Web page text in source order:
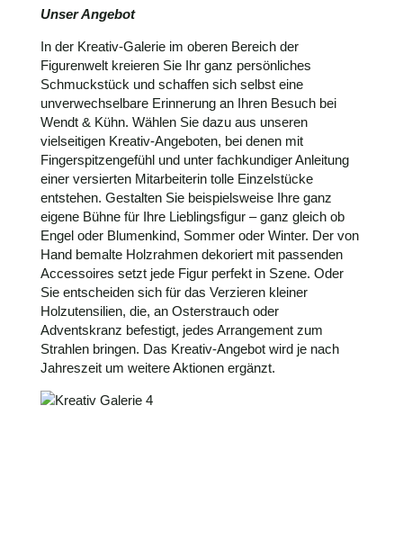
Unser Angebot
In der Kreativ-Galerie im oberen Bereich der
Figurenwelt kreieren Sie Ihr ganz persönliches
Schmuckstück und schaffen sich selbst eine
unverwechselbare Erinnerung an Ihren Besuch bei
Wendt & Kühn. Wählen Sie dazu aus unseren
vielseitigen Kreativ-Angeboten, bei denen mit
Fingerspitzengefühl und unter fachkundiger Anleitung
einer versierten Mitarbeiterin tolle Einzelstücke
entstehen. Gestalten Sie beispielsweise Ihre ganz
eigene Bühne für Ihre Lieblingsfigur – ganz gleich ob
Engel oder Blumenkind, Sommer oder Winter. Der von
Hand bemalte Holzrahmen dekoriert mit passenden
Accessoires setzt jede Figur perfekt in Szene. Oder
Sie entscheiden sich für das Verzieren kleiner
Holzutensilien, die, an Osterstrauch oder
Adventskranz befestigt, jedes Arrangement zum
Strahlen bringen. Das Kreativ-Angebot wird je nach
Jahreszeit um weitere Aktionen ergänzt.